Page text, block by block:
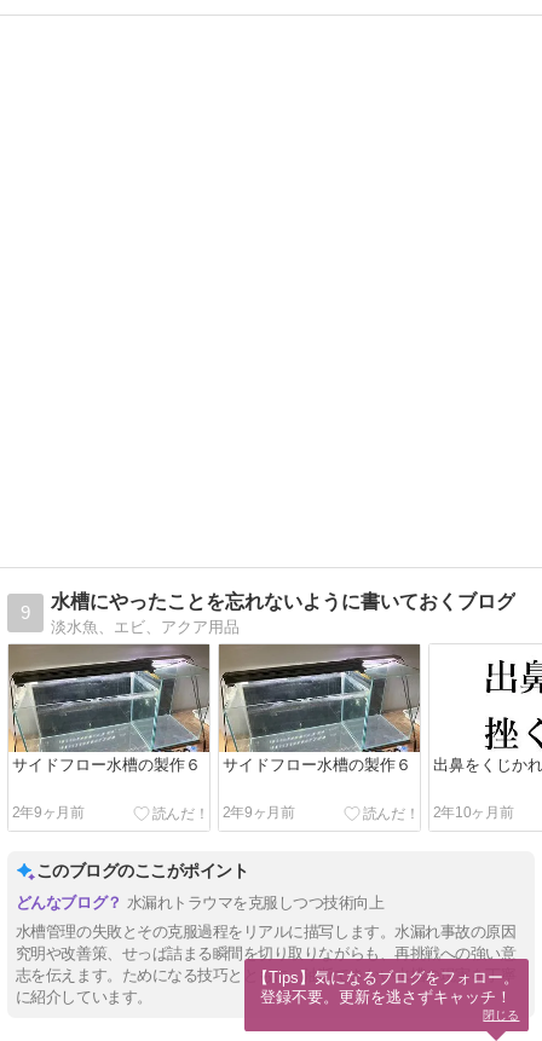
9
水槽にやったことを忘れないように書いておくブログ
淡水魚、エビ、アクア用品
サイドフロー水槽の製作６
2年9ヶ月前
サイドフロー水槽の製作６
2年9ヶ月前
出鼻をくじか
2年10ヶ月前
このブログのここがポイント
水漏れトラウマを克服しつつ技術向上
水槽管理の失敗とその克服過程をリアルに描写します。水漏れ事故の原因
究明や改善策、せっぱ詰まる瞬間を切り取りながらも、再挑戦への強い意
志を伝えます。ためになる技巧とともに、油断できない水槽の現実を丁寧
に紹介しています。
【Tips】気になるブログをフォロー。
登録不要。更新を逃さずキャッチ！
閉じる